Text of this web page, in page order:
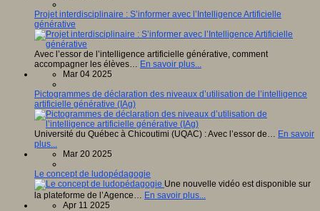
Projet interdisciplinaire : S’informer avec l’Intelligence Artificielle
générative
Avec l’essor de l’intelligence artificielle générative, comment
accompagner les élèves… En savoir plus...
Mar 04 2025
Pictogrammes de déclaration des niveaux d’utilisation de l’intelligence
artificielle générative (IAg)
Université du Québec à Chicoutimi (UQAC) : Avec l’essor de… En savoir
plus...
Mar 20 2025
Le concept de ludopédagogie
Une nouvelle vidéo est disponible sur
la plateforme de l’Agence… En savoir plus...
Apr 11 2025